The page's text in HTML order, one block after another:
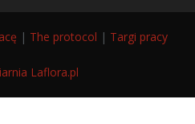
| The protocol | Targi pracy
Laflora.pl